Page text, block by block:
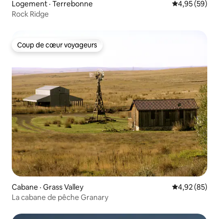
Logement · Terrebonne Note
4,95 (59)
Rock Ridge
Coup de cœur voyageurs
Coup de cœur voyageurs
Cabane · Grass Valley Note
4,92 (85)
La cabane de pêche Granary